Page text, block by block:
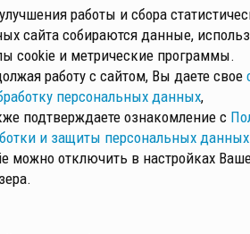
СЕГОДНЯ 19:49
Удар по поджелудочной:
назвала главную опасность свежей
И ЗАЩИТЫ
работы и сбора
сайта собираются данные,
cookie и метрические программы.
работу с сайтом, Вы даете свое
персональных данных,
подтверждаете ознакомление с
и защиты персональных данных
можно отключить в настройках